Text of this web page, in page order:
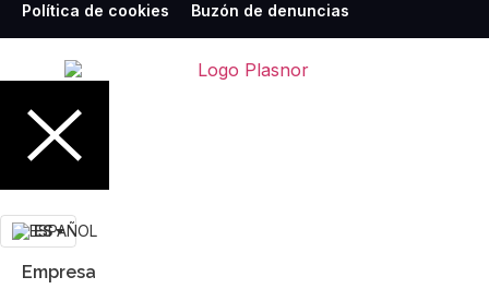
Política de cookies
Buzón de denuncias
ES
Empresa